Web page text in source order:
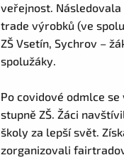
veřejnost.
trade výrobků (ve
ZŠ Vsetín, Sychrov –
spolužáky.
Po covidové odmlce
stupně ZŠ. Žáci
školy za lepší svět.
zorganizovali